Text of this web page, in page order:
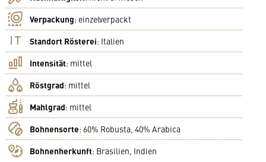
Verpackung: einzelverpackt
Standort Rösterei: Italien
Intensität: mittel
Röstgrad: mittel
Mahlgrad: mittel
Bohnensorte: 60% Robusta, 40% Arabica
Bohnenherkunft: Brasilien, Indien